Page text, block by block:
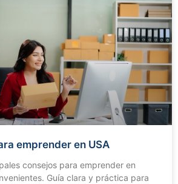
emprender en USA
consejos para emprender en
Guía clara y práctica para